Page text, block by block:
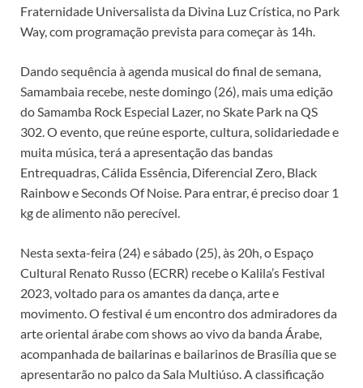
Fraternidade Universalista da Divina Luz Crística, no Park
Way, com programação prevista para começar às 14h.
Dando sequência à agenda musical do final de semana,
Samambaia recebe, neste domingo (26), mais uma edição
do Samamba Rock Especial Lazer, no Skate Park na QS
302. O evento, que reúne esporte, cultura, solidariedade e
muita música, terá a apresentação das bandas
Entrequadras, Cálida Essência, Diferencial Zero, Black
Rainbow e Seconds Of Noise. Para entrar, é preciso doar 1
kg de alimento não perecível.
Nesta sexta-feira (24) e sábado (25), às 20h, o Espaço
Cultural Renato Russo (ECRR) recebe o Kalila’s Festival
2023, voltado para os amantes da dança, arte e
movimento. O festival é um encontro dos admiradores da
arte oriental árabe com shows ao vivo da banda Árabe,
acompanhada de bailarinas e bailarinos de Brasília que se
apresentarão no palco da Sala Multiúso. A classificação